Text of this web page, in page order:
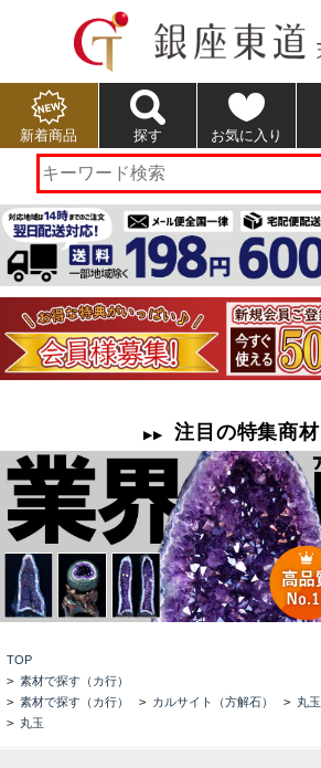
新着商品 探す お気に入り
TOP
> 素材で探す（カ行）
> 素材で探す（カ行） > カルサイト（方解石） > 丸玉
> 丸玉